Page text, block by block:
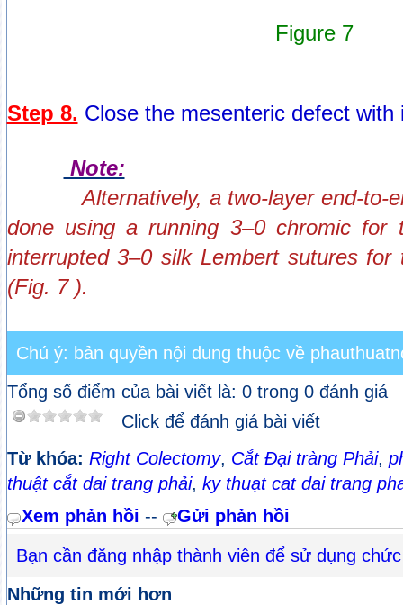
Figure 7
Step 8. Close the mesenteric defect with
Note:
Alternatively, a two-layer end-to-
done using a running 3–0 chromic for
interrupted 3–0 silk Lembert sutures for
(Fig. 7 ).
Chú ý: bản quyền nội dung thuộc về
Tổng số điểm của bài viết là: 0 trong 0 đánh giá
Click để đánh giá bài viết
Từ khóa: Right Colectomy, Cắt Đại tràng Phải,
thuật cắt dai trang phải, ky thuạt cat dai trang
Xem phản hồi --
Gửi phản hồi
Bạn cần đăng nhập thành viên để sử dụng
Những tin mới hơn